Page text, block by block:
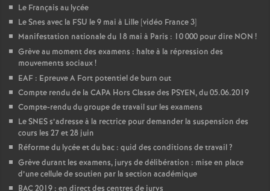
Le Français au lycée
Le Snes avec la FSU le 9 mai à Lille [vidéo France 3]
Manifestation nationale du 18 mai à Paris : 10 000 pour dire NON !
Grève au moment des examens : halte à la répression des
mouvements sociaux!
EAF : Epreuve A Fort potentiel de burn out
Compte rendu de la CAPA Hors Classe des PSYEN, du 05.06.2019
Compte-rendu du groupe de travail sur les examens
Le SNES s’adresse à la rectrice pour demander la suspension des
cours les 27 et 28 juin
Réforme du lycée et du bac : quid des conditions de travail?
Grève durant les examens, jurys de délibération : mise en place
d’une cellule de soutien par la section académique